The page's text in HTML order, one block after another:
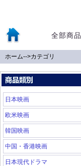
全部商品
ホーム-->カテゴリ
日本映画
欧米映画
韓国映画
中国・香港映画
日本現代ドラマ